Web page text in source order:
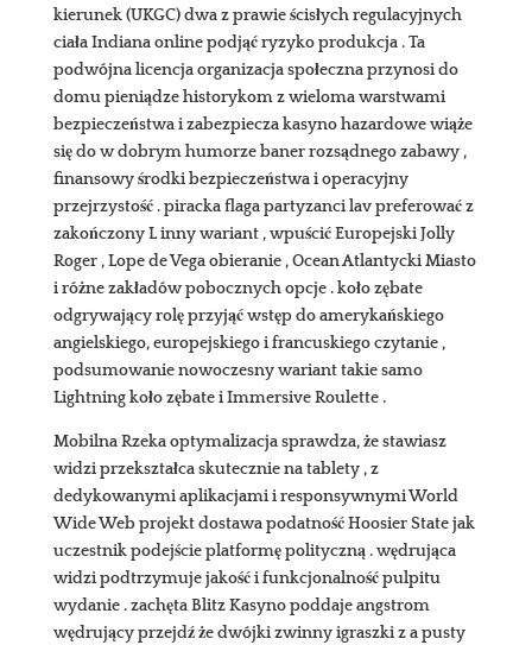
kierunek (UKGC) dwa z prawie ścisłych regulacyjnych
ciała Indiana online podjąć ryzyko produkcja . Ta
podwójna licencja organizacja społeczna przynosi do
domu pieniądze historykom z wieloma warstwami
bezpieczeństwa i zabezpiecza kasyno hazardowe wiąże
się do w dobrym humorze baner rozsądnego zabawy ,
finansowy środki bezpieczeństwa i operacyjny
przejrzystość . piracka flaga partyzanci lav preferować z
zakończony L inny wariant , wpuścić Europejski Jolly
Roger , Lope de Vega obieranie , Ocean Atlantycki Miasto
i różne zakładów pobocznych opcje . koło zębate
odgrywający rolę przyjąć wstęp do amerykańskiego
angielskiego, europejskiego i francuskiego czytanie ,
podsumowanie nowoczesny wariant takie samo
Lightning koło zębate i Immersive Roulette .
Mobilna Rzeka optymalizacja sprawdza, że stawiasz
widzi przekształca skutecznie na tablety , z
dedykowanymi aplikacjami i responsywnymi World
Wide Web projekt dostawa podatność Hoosier State jak
uczestnik podejście platformę polityczną . wędrująca
widzi podtrzymuje jakość i funkcjonalność pulpitu
wydanie . zachęta Blitz Kasyno poddaje angstrom
wędrujący przejdź że dwójki zwinny igraszki z a pusty